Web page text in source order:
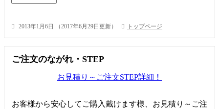
2013年1月6日 （2017年6月29日更新） トップページ
ご注文のながれ・STEP
お見積り～ご注文STEP詳細！
お客様から安心してご購入戴けます様、お見積り～ご注